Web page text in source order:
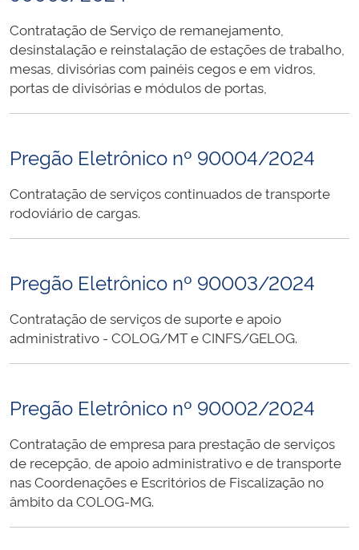
Contratação de Serviço de remanejamento,
desinstalação e reinstalação de estações de trabalho,
mesas, divisórias com painéis cegos e em vidros,
portas de divisórias e módulos de portas,
Pregão Eletrônico nº 90004/2024
Contratação de serviços continuados de transporte
rodoviário de cargas.
Pregão Eletrônico nº 90003/2024
Contratação de serviços de suporte e apoio
administrativo - COLOG/MT e CINFS/GELOG.
Pregão Eletrônico nº 90002/2024
Contratação de empresa para prestação de serviços
de recepção, de apoio administrativo e de transporte
nas Coordenações e Escritórios de Fiscalização no
âmbito da COLOG-MG.